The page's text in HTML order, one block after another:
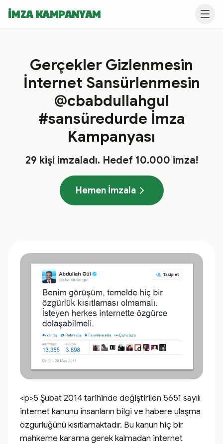
İMZA KAMPANYAM
Gerçekler Gizlenmesin
İnternet Sansürlenmesin
@cbabdullahgul
#sansüredurde İmza
Kampanyası
29 kişi imzaladı. Hedef 10.000 imza!
Hemen İmzala
<p>5 Şubat 2014 tarihinde değiştirilen 5651 sayılı
internet kanunu insanların bilgi ve habere ulaşma
özgürlüğünü kısıtlamaktadır. Bu kanun hiç bir
mahkeme kararına gerek kalmadan internet